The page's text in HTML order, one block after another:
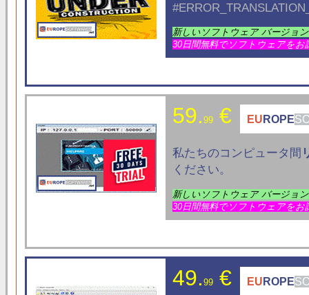
新しいソフトウェア バージョ
30日間無料でソフトウェアをお
59. 99€ EU ROPE
私たちのコンピュータ間
ください。
新しいソフトウェア バージョ
30日間無料でソフトウェアをお
49. 99€ EU ROPE